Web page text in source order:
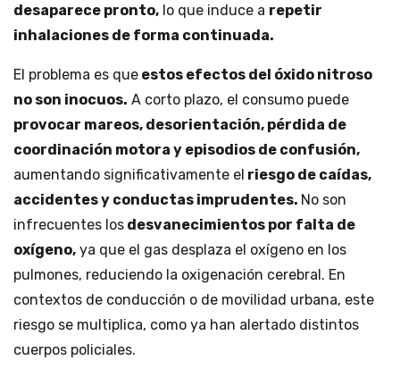
desaparece pronto, lo que induce a repetir
inhalaciones de forma continuada.
El problema es que estos efectos del óxido nitroso
no son inocuos. A corto plazo, el consumo puede
provocar mareos, desorientación, pérdida de
coordinación motora y episodios de confusión,
aumentando significativamente el riesgo de caídas,
accidentes y conductas imprudentes. No son
infrecuentes los desvanecimientos por falta de
oxígeno, ya que el gas desplaza el oxígeno en los
pulmones, reduciendo la oxigenación cerebral. En
contextos de conducción o de movilidad urbana, este
riesgo se multiplica, como ya han alertado distintos
cuerpos policiales.